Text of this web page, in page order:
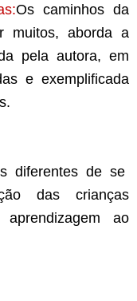
Os caminhos da
muitos, aborda a
pela autora, em
e exemplificada
diferentes de se
das crianças
aprendizagem ao